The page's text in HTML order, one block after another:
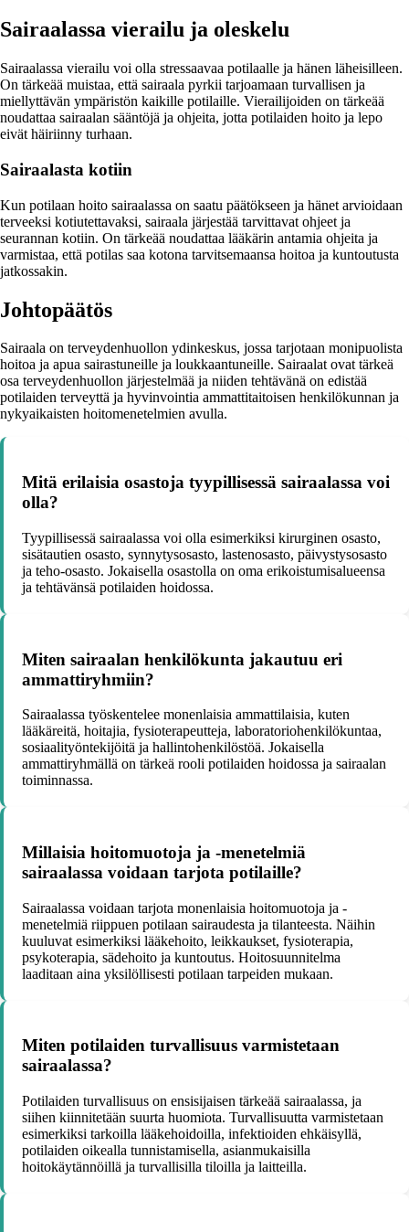
Sairaalassa vierailu ja oleskelu
Sairaalassa vierailu voi olla stressaavaa potilaalle ja hänen läheisilleen.
On tärkeää muistaa, että sairaala pyrkii tarjoamaan turvallisen ja
miellyttävän ympäristön kaikille potilaille. Vierailijoiden on tärkeää
noudattaa sairaalan sääntöjä ja ohjeita, jotta potilaiden hoito ja lepo
eivät häiriinny turhaan.
Sairaalasta kotiin
Kun potilaan hoito sairaalassa on saatu päätökseen ja hänet arvioidaan
terveeksi kotiutettavaksi, sairaala järjestää tarvittavat ohjeet ja
seurannan kotiin. On tärkeää noudattaa lääkärin antamia ohjeita ja
varmistaa, että potilas saa kotona tarvitsemaansa hoitoa ja kuntoutusta
jatkossakin.
Johtopäätös
Sairaala on terveydenhuollon ydinkeskus, jossa tarjotaan monipuolista
hoitoa ja apua sairastuneille ja loukkaantuneille. Sairaalat ovat tärkeä
osa terveydenhuollon järjestelmää ja niiden tehtävänä on edistää
potilaiden terveyttä ja hyvinvointia ammattitaitoisen henkilökunnan ja
nykyaikaisten hoitomenetelmien avulla.
Mitä erilaisia osastoja tyypillisessä sairaalassa voi
olla?
Tyypillisessä sairaalassa voi olla esimerkiksi kirurginen osasto,
sisätautien osasto, synnytysosasto, lastenosasto, päivystysosasto
ja teho-osasto. Jokaisella osastolla on oma erikoistumisalueensa
ja tehtävänsä potilaiden hoidossa.
Miten sairaalan henkilökunta jakautuu eri
ammattiryhmiin?
Sairaalassa työskentelee monenlaisia ammattilaisia, kuten
lääkäreitä, hoitajia, fysioterapeutteja, laboratoriohenkilökuntaa,
sosiaalityöntekijöitä ja hallintohenkilöstöä. Jokaisella
ammattiryhmällä on tärkeä rooli potilaiden hoidossa ja sairaalan
toiminnassa.
Millaisia hoitomuotoja ja -menetelmiä
sairaalassa voidaan tarjota potilaille?
Sairaalassa voidaan tarjota monenlaisia hoitomuotoja ja -
menetelmiä riippuen potilaan sairaudesta ja tilanteesta. Näihin
kuuluvat esimerkiksi lääkehoito, leikkaukset, fysioterapia,
psykoterapia, sädehoito ja kuntoutus. Hoitosuunnitelma
laaditaan aina yksilöllisesti potilaan tarpeiden mukaan.
Miten potilaiden turvallisuus varmistetaan
sairaalassa?
Potilaiden turvallisuus on ensisijaisen tärkeää sairaalassa, ja
siihen kiinnitetään suurta huomiota. Turvallisuutta varmistetaan
esimerkiksi tarkoilla lääkehoidoilla, infektioiden ehkäisyllä,
potilaiden oikealla tunnistamisella, asianmukaisilla
hoitokäytännöillä ja turvallisilla tiloilla ja laitteilla.